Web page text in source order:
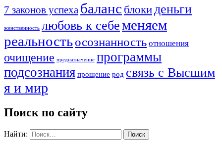
7 законов успеха баланс блокиденьги
женственность любовь к себеменяем
реальностьосознанность отношения
очищение предназначение программы
подсознания прощение род связь с Высшим
я и мир
Поиск по сайту
Найти: